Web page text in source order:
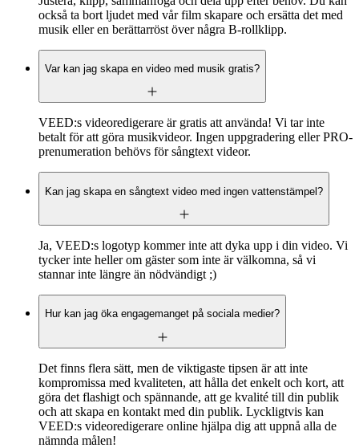
också ta bort ljudet med vår film skapare och ersätta det med
musik eller en berättarröst över några B-rollklipp.
Var kan jag skapa en video med musik gratis?
VEED:s videoredigerare är gratis att använda! Vi tar inte
betalt för att göra musikvideor. Ingen uppgradering eller PRO-
prenumeration behövs för sångtext videor.
Kan jag skapa en sångtext video med ingen vattenstämpel?
Ja, VEED:s logotyp kommer inte att dyka upp i din video. Vi
tycker inte heller om gäster som inte är välkomna, så vi
stannar inte längre än nödvändigt ;)
Hur kan jag öka engagemanget på sociala medier?
Det finns flera sätt, men de viktigaste tipsen är att inte
kompromissa med kvaliteten, att hålla det enkelt och kort, att
göra det flashigt och spännande, att ge kvalité till din publik
och att skapa en kontakt med din publik. Lyckligtvis kan
VEED:s videoredigerare online hjälpa dig att uppnå alla de
nämnda målen!